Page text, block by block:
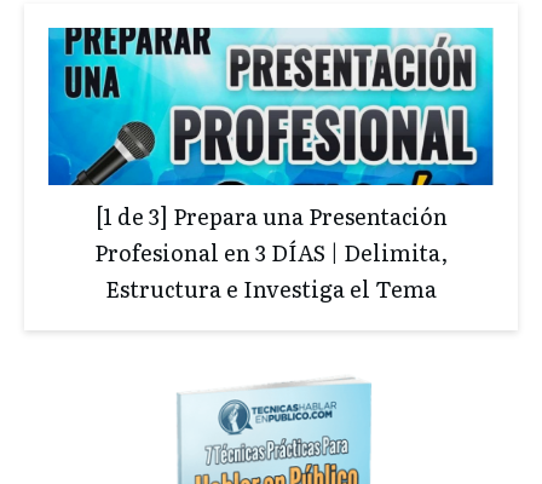
[1 de 3] Prepara una Presentación
Profesional en 3 DÍAS | Delimita,
Estructura e Investiga el Tema